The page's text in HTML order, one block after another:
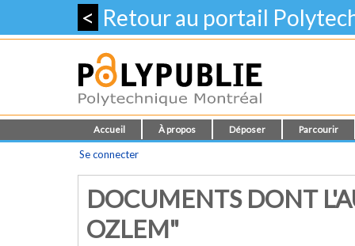
< Retour au portail
Accueil À propos Déposer Parcourir
Se connecter
DOCUMENTS DONT
OZLEM"